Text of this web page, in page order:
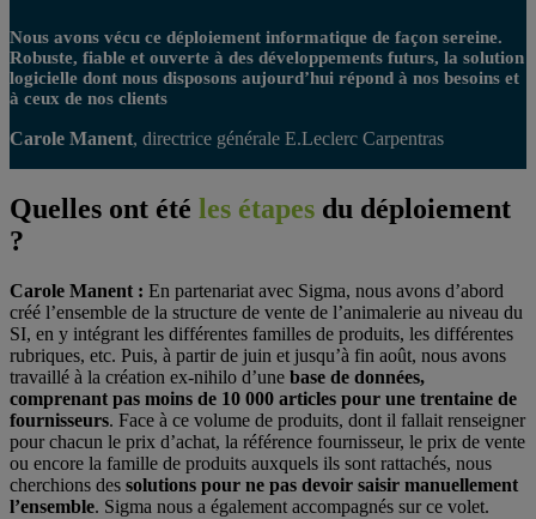
Nous avons vécu ce déploiement informatique de façon sereine.
Robuste, fiable et ouverte à des développements futurs, la solution
logicielle dont nous disposons aujourd’hui répond à nos besoins et
à ceux de nos clients
Carole Manent, directrice générale E.Leclerc Carpentras
Quelles ont été les étapes du déploiement
?
Carole Manent : En partenariat avec Sigma, nous avons d’abord
créé l’ensemble de la structure de vente de l’animalerie au niveau du
SI, en y intégrant les différentes familles de produits, les différentes
rubriques, etc. Puis, à partir de juin et jusqu’à fin août, nous avons
travaillé à la création ex-nihilo d’une base de données,
comprenant pas moins de 10 000 articles pour une trentaine de
fournisseurs. Face à ce volume de produits, dont il fallait renseigner
pour chacun le prix d’achat, la référence fournisseur, le prix de vente
ou encore la famille de produits auxquels ils sont rattachés, nous
cherchions des solutions pour ne pas devoir saisir manuellement
l’ensemble. Sigma nous a également accompagnés sur ce volet.